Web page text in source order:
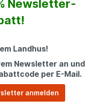
Newsletter-
Landhus!
Newsletter an und
per E-Mail.
anmelden